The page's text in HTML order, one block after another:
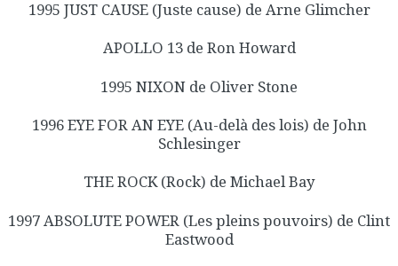
1995 JUST CAUSE (Juste cause) de Arne Glimcher
APOLLO 13 de Ron Howard
1995 NIXON de Oliver Stone
1996 EYE FOR AN EYE (Au-delà des lois) de John
Schlesinger
THE ROCK (Rock) de Michael Bay
1997 ABSOLUTE POWER (Les pleins pouvoirs) de Clint
Eastwood